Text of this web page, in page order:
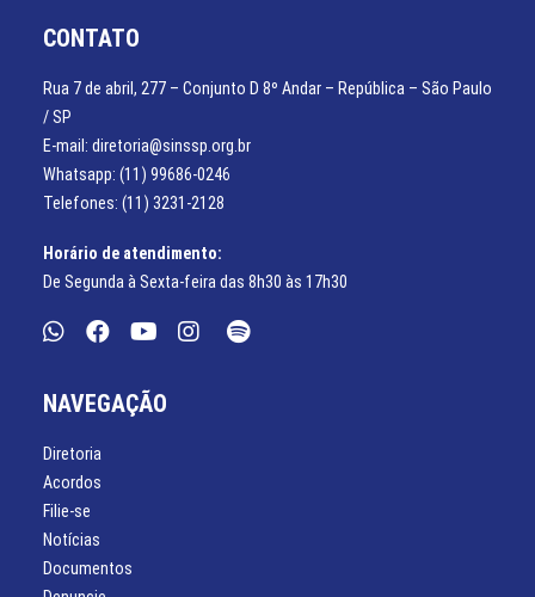
CONTATO
Rua 7 de abril, 277 – Conjunto D 8º Andar – República – São Paulo
/ SP
E-mail: diretoria@sinssp.org.br
Whatsapp: (11) 99686-0246
Telefones: (11) 3231-2128
Horário de atendimento:
De Segunda à Sexta-feira das 8h30 às 17h30
NAVEGAÇÃO
Diretoria
Acordos
Filie-se
Notícias
Documentos